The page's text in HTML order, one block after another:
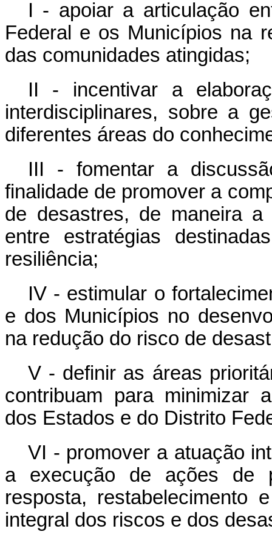
I - apoiar a articulação
Federal e os Municípios na
das comunidades atingidas;
II - incentivar a
interdisciplinares, sobre a
diferentes áreas do
III - fomentar a
finalidade de promover a
de desastres, de maneira
entre estratégias
resiliência;
IV - estimular o
e dos Municípios no
na redução do risco de
V - definir as áreas
contribuam para minimizar
dos Estados e do Distrito
VI - promover a atuação
a execução de ações de
resposta, restabelecimento
integral dos riscos e dos